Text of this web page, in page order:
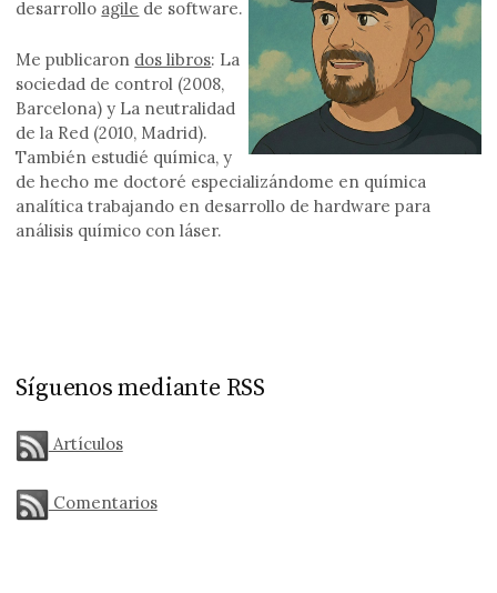
desarrollo agile de software.
Me publicaron dos libros: La
sociedad de control (2008,
Barcelona) y La neutralidad
de la Red (2010, Madrid).
También estudié química, y
de hecho me doctoré especializándome en química
analítica trabajando en desarrollo de hardware para
análisis químico con láser.
Síguenos mediante RSS
Artículos
Comentarios